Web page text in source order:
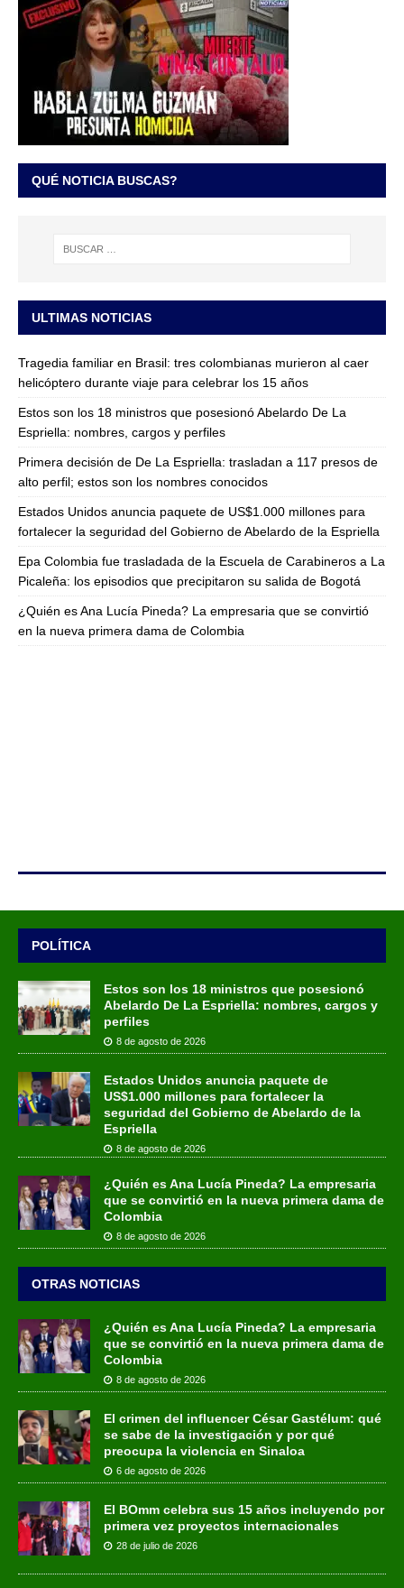
QUÉ NOTICIA BUSCAS?
ULTIMAS NOTICIAS
Tragedia familiar en Brasil: tres colombianas murieron al caer
helicóptero durante viaje para celebrar los 15 años
Estos son los 18 ministros que posesionó Abelardo De La
Espriella: nombres, cargos y perfiles
Primera decisión de De La Espriella: trasladan a 117 presos de
alto perfil; estos son los nombres conocidos
Estados Unidos anuncia paquete de US$1.000 millones para
fortalecer la seguridad del Gobierno de Abelardo de la Espriella
Epa Colombia fue trasladada de la Escuela de Carabineros a La
Picaleña: los episodios que precipitaron su salida de Bogotá
¿Quién es Ana Lucía Pineda? La empresaria que se convirtió
en la nueva primera dama de Colombia
POLÍTICA
Estos son los 18 ministros que posesionó
Abelardo De La Espriella: nombres, cargos y
perfiles
8 de agosto de 2026
Estados Unidos anuncia paquete de
US$1.000 millones para fortalecer la
seguridad del Gobierno de Abelardo de la
Espriella
8 de agosto de 2026
¿Quién es Ana Lucía Pineda? La empresaria
que se convirtió en la nueva primera dama de
Colombia
8 de agosto de 2026
OTRAS NOTICIAS
¿Quién es Ana Lucía Pineda? La empresaria
que se convirtió en la nueva primera dama de
Colombia
8 de agosto de 2026
El crimen del influencer César Gastélum: qué
se sabe de la investigación y por qué
preocupa la violencia en Sinaloa
6 de agosto de 2026
El BOmm celebra sus 15 años incluyendo por
primera vez proyectos internacionales
28 de julio de 2026